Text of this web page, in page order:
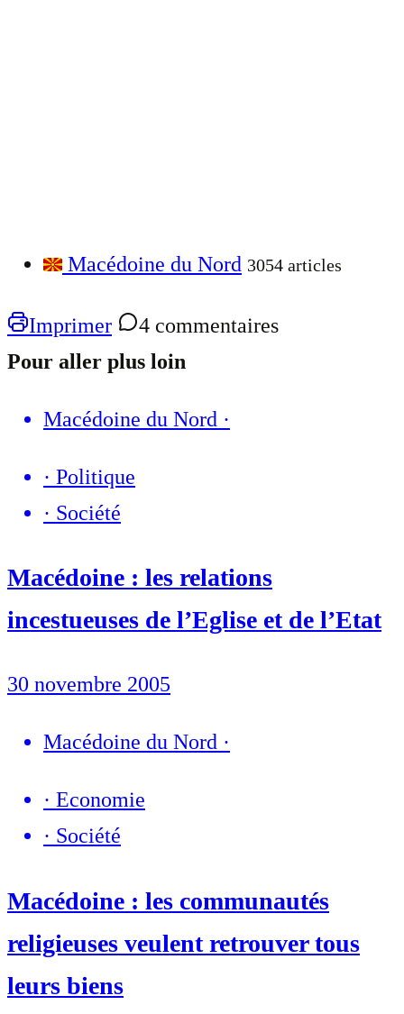
Macédoine du Nord 3054 articles
Imprimer
4 commentaires
Pour aller plus loin
Macédoine du Nord ·
· Politique
· Société
Macédoine : les relations
incestueuses de l’Eglise et de l’Etat
30 novembre 2005
Macédoine du Nord ·
· Economie
· Société
Macédoine : les communautés
religieuses veulent retrouver tous
leurs biens